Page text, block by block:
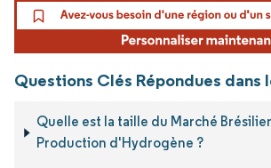
Questions Clés Répondues dans
Quelle est la taille du Marché
Production d'Hydrogène ?